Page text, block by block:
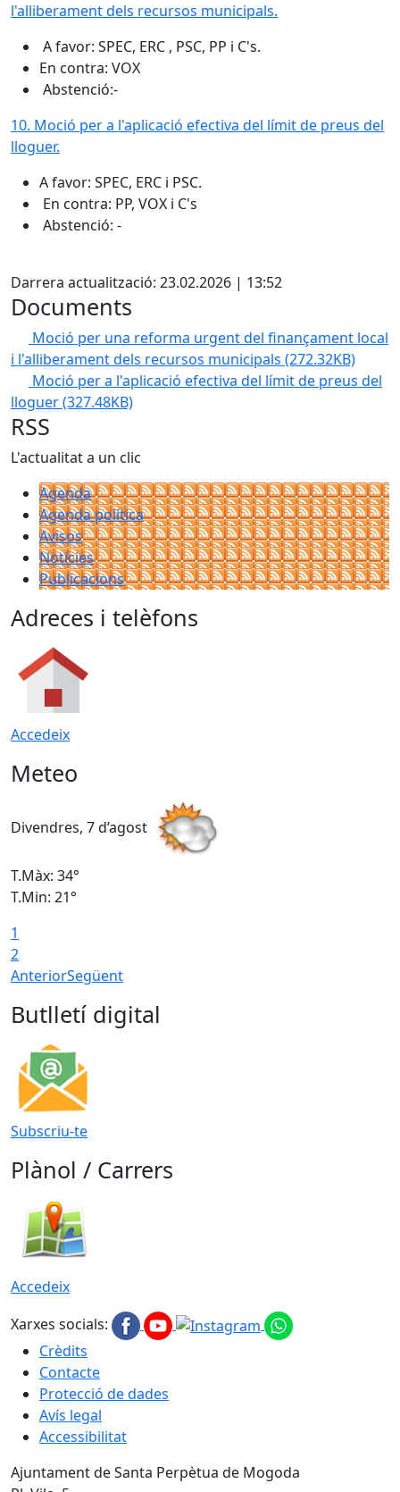
l'alliberament dels recursos municipals.
A favor: SPEC, ERC , PSC, PP i C's.
En contra: VOX
Abstenció:-
10. Moció per a l'aplicació efectiva del límit de preus del
lloguer.
A favor: SPEC, ERC i PSC.
En contra: PP, VOX i C's
Abstenció: -
Darrera actualització: 23.02.2026 | 13:52
Documents
Moció per una reforma urgent del finançament local
i l'alliberament dels recursos municipals (272.32KB)
Moció per a l'aplicació efectiva del límit de preus del
lloguer(327.48KB)
RSS
L'actualitat a un clic
Agenda
Agenda política
Avisos
Notícies
Publicacions
Adreces i telèfons
Accedeix
Meteo
Divendres, 7 d’agost
T.Màx: 34°
T.Min: 21°
1
2
AnteriorSegüent
Butlletí digital
Subscriu-te
Plànol / Carrers
Accedeix
Xarxes socials:
Crèdits
Contacte
Protecció de dades
Avís legal
Accessibilitat
Ajuntament de Santa Perpètua de Mogoda